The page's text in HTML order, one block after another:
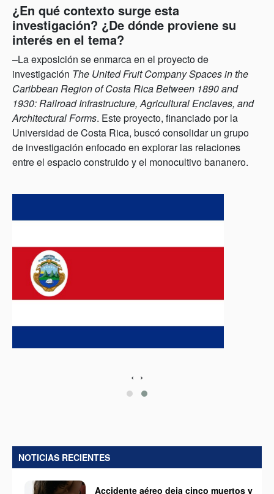
¿En qué contexto surge esta
investigación? ¿De dónde proviene su
interés en el tema?
–La exposición se enmarca en el proyecto de
investigación The United Fruit Company Spaces in the
Caribbean Region of Costa Rica Between 1890 and
1930: Railroad Infrastructure, Agricultural Enclaves, and
Architectural Forms. Este proyecto, financiado por la
Universidad de Costa Rica, buscó consolidar un grupo
de investigación enfocado en explorar las relaciones
entre el espacio construido y el monocultivo bananero.
‹ ›
NOTICIAS RECIENTES
Accidente aéreo deja cinco muertos y